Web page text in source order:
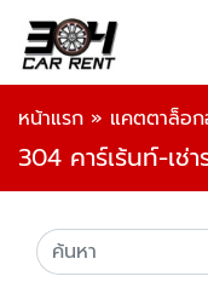
หน้าแรก » แคตตาล็อ
304 คาร์เร้นท์-เช่